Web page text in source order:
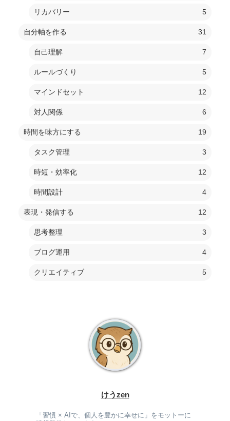
リカバリー 5
自分軸を作る 31
自己理解 7
ルールづくり 5
マインドセット 12
対人関係 6
時間を味方にする 19
タスク管理 3
時短・効率化 12
時間設計 4
表現・発信する 12
思考整理 3
ブログ運用 4
クリエイティブ 5
けうzen
「習慣 × AIで、個人を豊かに幸せに」をモットーに